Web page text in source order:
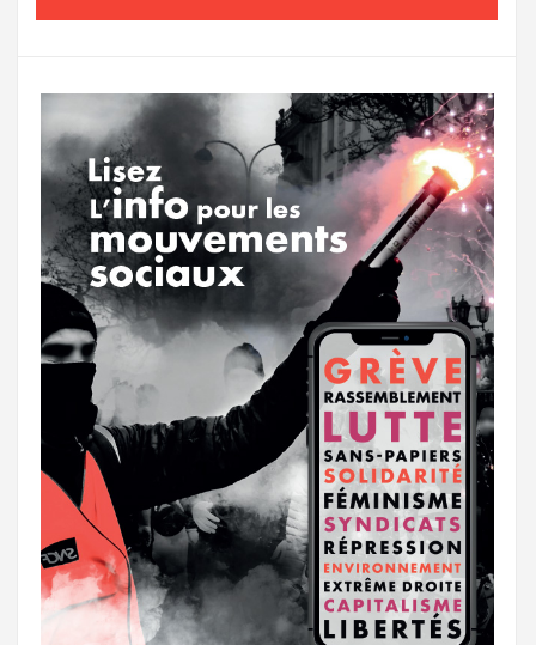
o
o
e
r
g
e
m
e
r